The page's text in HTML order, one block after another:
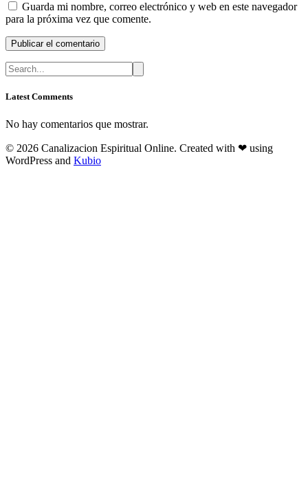
Guarda mi nombre, correo electrónico y web en este navegador
para la próxima vez que comente.
Latest Comments
No hay comentarios que mostrar.
© 2026 Canalizacion Espiritual Online. Created with ❤ using
WordPress and Kubio